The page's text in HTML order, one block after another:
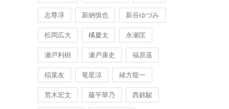
志尊淳 新納慎也 新谷ゆづみ
松岡広大 橘慶太 永瀬匡
瀬戸利樹 瀬戸康史 福原遥
稲葉友 竜星涼 緒方龍一
荒木宏文 藤平華乃 西銘駿